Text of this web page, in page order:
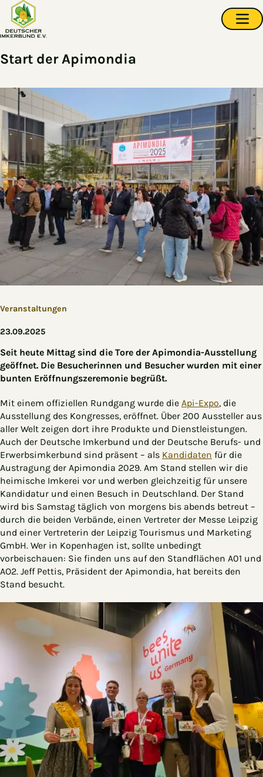
Zum Hauptinhalt springen
Start der Apimondia
Veranstaltungen
23.09.2025
Seit heute Mittag sind die Tore der Apimondia-Ausstellung
geöffnet. Die Besucherinnen und Besucher wurden mit einer
bunten Eröffnungszeremonie begrüßt.
Mit einem offiziellen Rundgang wurde die Api-Expo, die
Ausstellung des Kongresses, eröffnet. Über 200 Aussteller aus
aller Welt zeigen dort ihre Produkte und Dienstleistungen.
Auch der Deutsche Imkerbund und der Deutsche Berufs- und
Erwerbsimkerbund sind präsent – als Kandidaten für die
Austragung der Apimondia 2029. Am Stand stellen wir die
heimische Imkerei vor und werben gleichzeitig für unsere
Kandidatur und einen Besuch in Deutschland. Der Stand
wird bis Samstag täglich von morgens bis abends betreut –
durch die beiden Verbände, einen Vertreter der Messe Leipzig
und einer Vertreterin der Leipzig Tourismus und Marketing
GmbH. Wer in Kopenhagen ist, sollte unbedingt
vorbeischauen: Sie finden uns auf den Standflächen A01 und
AO2. Jeff Pettis, Präsident der Apimondia, hat bereits den
Stand besucht.